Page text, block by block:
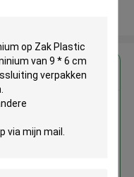
voor
het
op Zak Plastic